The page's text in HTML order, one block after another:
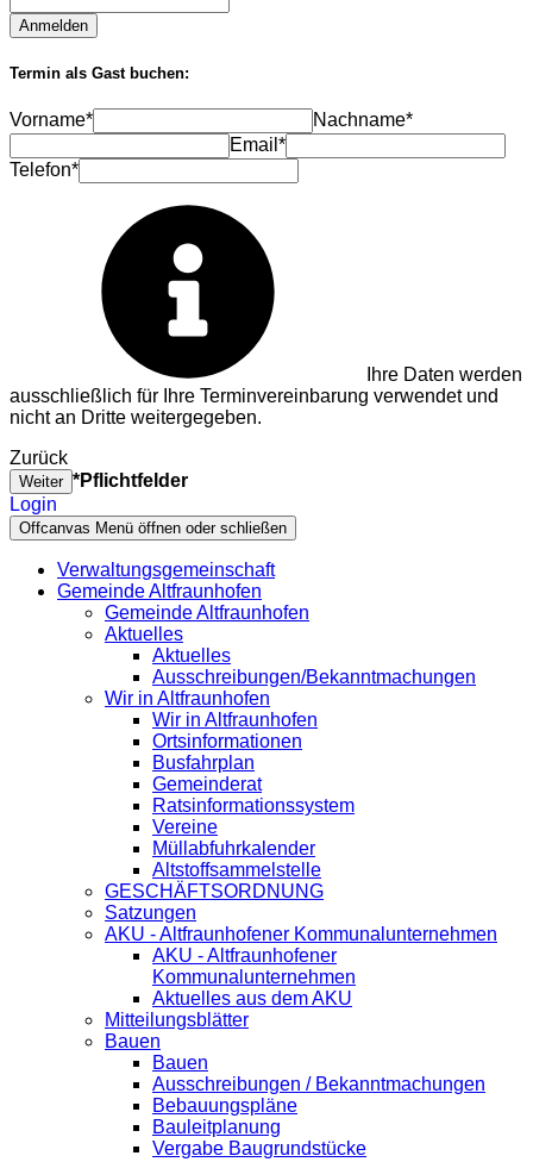
Anmelden
Termin als Gast buchen:
Vorname*
Nachname*
Email*
Telefon*
Ihre Daten werden
ausschließlich für Ihre Terminvereinbarung verwendet und
nicht an Dritte weitergegeben.
Zurück
Weiter *Pflichtfelder
Login
Offcanvas Menü öffnen oder schließen
Verwaltungsgemeinschaft
Gemeinde Altfraunhofen
Gemeinde Altfraunhofen
Aktuelles
Aktuelles
Ausschreibungen/Bekanntmachungen
Wir in Altfraunhofen
Wir in Altfraunhofen
Ortsinformationen
Busfahrplan
Gemeinderat
Ratsinformationssystem
Vereine
Müllabfuhrkalender
Altstoffsammelstelle
GESCHÄFTSORDNUNG
Satzungen
AKU - Altfraunhofener Kommunalunternehmen
AKU - Altfraunhofener
Kommunalunternehmen
Aktuelles aus dem AKU
Mitteilungsblätter
Bauen
Bauen
Ausschreibungen / Bekanntmachungen
Bebauungspläne
Bauleitplanung
Vergabe Baugrundstücke